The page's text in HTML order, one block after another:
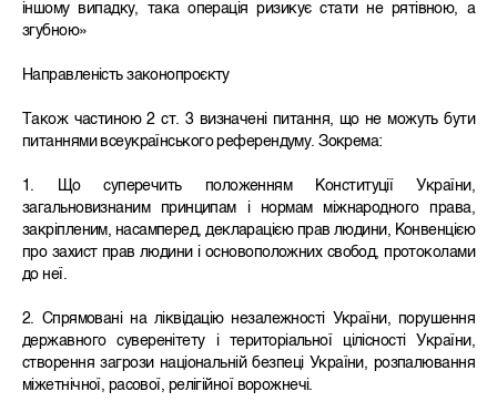
іншому випадку, така операція ризикує стати не рятівною, а
згубною»
Направленість законопроєкту
Також частиною 2 ст. 3 визначені питання, що не можуть бути
питаннями всеукраїнського референдуму. Зокрема:
1. Що суперечить положенням Конституції України,
загальновизнаним принципам і нормам міжнародного права,
закріпленим, насамперед, декларацією прав людини, Конвенцією
про захист прав людини і основоположних свобод, протоколами
до неї.
2. Cпрямовані на ліквідацію незалежності України, порушення
державного суверенітету і територіальної цілісності України,
створення загрози національній безпеці України, розпалювання
міжетнічної, расової, релігійної ворожнечі.